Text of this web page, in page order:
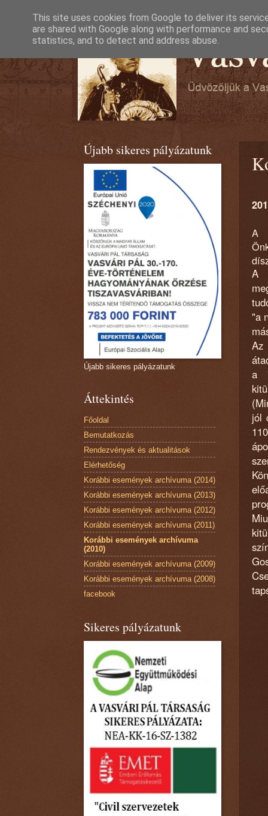
A
A
"a
Az
a
jól
Újabb sikeres pályázatunk
Újabb sikeres pályázatunk
Áttekintés
Főoldal
Bemutatkozás
Rendezvények és aktualitások
Elérhetőség
Korábbi események archívuma (2014)
Korábbi események archívuma (2013)
Korábbi események archívuma (2012)
Korábbi események archívuma (2011)
Korábbi események archívuma
(2010)
Korábbi események archívuma (2009)
Korábbi események archívuma (2008)
facebook
Sikeres pályázatunk
This site uses cookies from Google to deliver its
are shared with Google along with performance and
statistics, and to detect and address abuse.